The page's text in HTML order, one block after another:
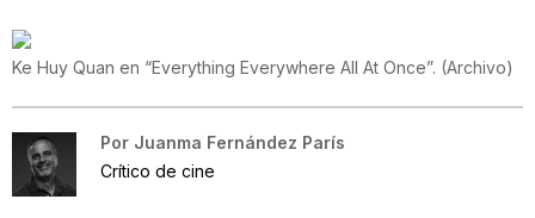
Ke Huy Quan en “Everything Everywhere All At Once”. (Archivo)
Por Juanma Fernández París
Crítico de cine